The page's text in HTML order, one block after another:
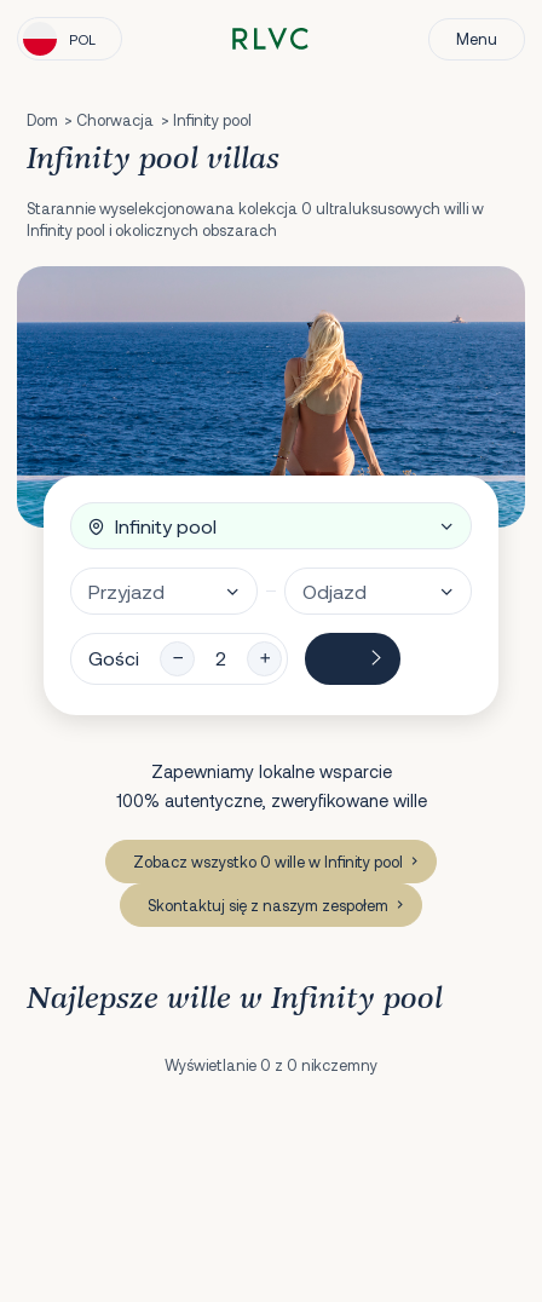
POL Menu
Dom Chorwacja Infinity pool
Infinity pool villas
Starannie wyselekcjonowana kolekcja 0 ultraluksusowych willi w
Infinity pool i okolicznych obszarach
Gości
Zapewniamy lokalne wsparcie
100% autentyczne, zweryfikowane wille
Zobacz wszystko 0 wille w Infinity pool
Skontaktuj się z naszym zespołem
Najlepsze wille w Infinity pool
Wyświetlanie 0 z 0 nikczemny